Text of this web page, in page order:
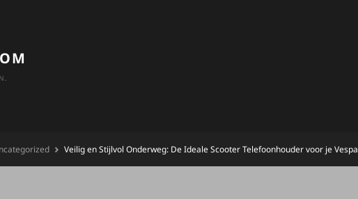
Veilig en Stijlvol Onderweg: De Ideale Scooter Telefoonhouder voor je Vespa